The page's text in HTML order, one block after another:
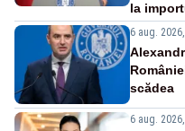
la
6 aug.
scădea
6 aug.